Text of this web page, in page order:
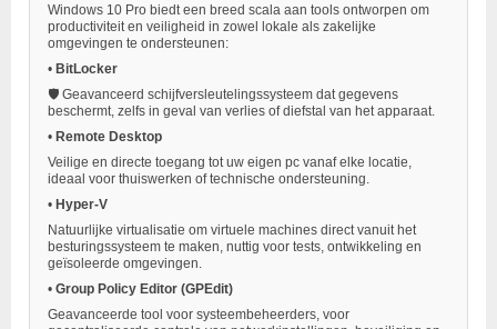
Windows 10 Pro biedt een breed scala aan tools ontworpen om
productiviteit en veiligheid in zowel lokale als zakelijke
omgevingen te ondersteunen:
• BitLocker
🛡️ Geavanceerd schijfversleutelingssysteem dat gegevens
beschermt, zelfs in geval van verlies of diefstal van het apparaat.
• Remote Desktop
Veilige en directe toegang tot uw eigen pc vanaf elke locatie,
ideaal voor thuiswerken of technische ondersteuning.
• Hyper-V
Natuurlijke virtualisatie om virtuele machines direct vanuit het
besturingssysteem te maken, nuttig voor tests, ontwikkeling en
geïsoleerde omgevingen.
• Group Policy Editor (GPEdit)
Geavanceerde tool voor systeembeheerders, voor